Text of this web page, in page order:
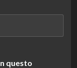
questo